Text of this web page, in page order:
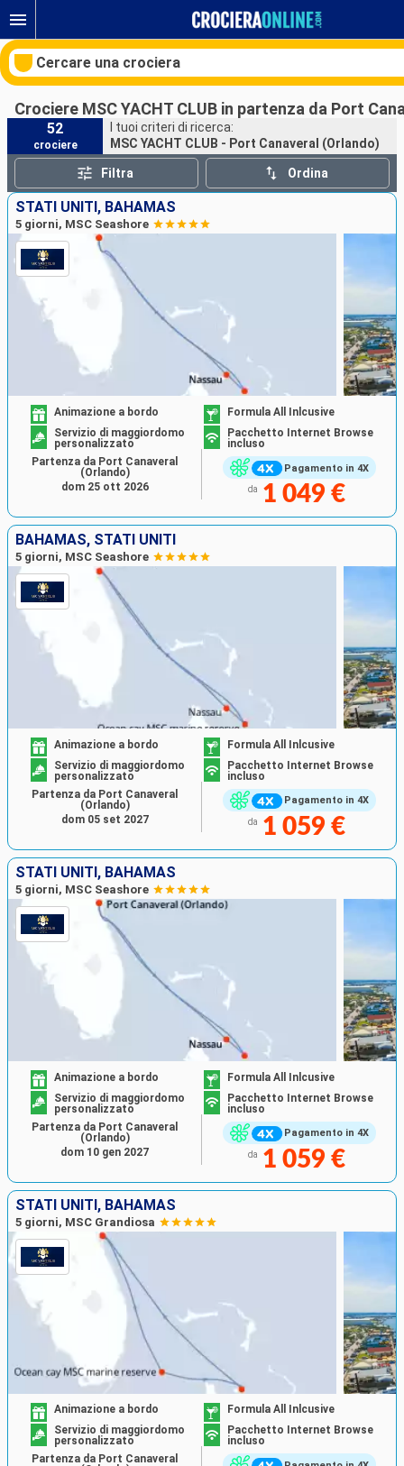
Cercare una crociera
Le nostre destinazioni
Mesi di partenza
Porti Compagnie
Crociere MSC YACHT CLUB in partenza da Port
52
crociere
I tuoi criteri di ricerca:
MSC YACHT CLUB - Port Canaveral (Orlando)
Filtra Ordina
STATI UNITI, BAHAMAS
5 giorni, MSC Seashore
Pagamento in 4X
Animazione a bordo
Formula All Inlcusive
Servizio di maggiordomo
personalizzato
Pacchetto Internet Browse
incluso
da 1 049 €
Partenza da Port Canaveral
(Orlando)
dom 25 ott 2026
BAHAMAS, STATI UNITI
5 giorni, MSC Seashore
Pagamento in 4X
Animazione a bordo
Formula All Inlcusive
Servizio di maggiordomo
personalizzato
Pacchetto Internet Browse
incluso
da 1 059 €
Partenza da Port Canaveral
(Orlando)
dom 05 set 2027
STATI UNITI, BAHAMAS
5 giorni, MSC Seashore
Pagamento in 4X
Animazione a bordo
Formula All Inlcusive
Servizio di maggiordomo
personalizzato
Pacchetto Internet Browse
incluso
da 1 059 €
Partenza da Port Canaveral
(Orlando)
dom 10 gen 2027
STATI UNITI, BAHAMAS
5 giorni, MSC Grandiosa
Animazione a bordo
Formula All Inlcusive
Servizio di maggiordomo
personalizzato
Pacchetto Internet Browse
incluso
Partenza da Port Canaveral